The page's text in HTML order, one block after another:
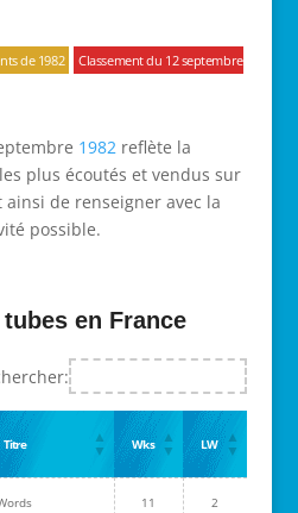
de 1982
Classement du 12 septembre
1982reflète la
plus écoutés et vendus sur
de renseigner avec la
possible.
en France
Titre Wks LW
11 2